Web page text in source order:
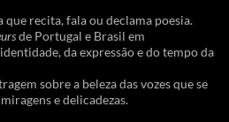
que recita, fala ou declama poesia.
de Portugal e Brasil em
da expressão e do tempo da
sobre a beleza das vozes que se
e delicadezas.